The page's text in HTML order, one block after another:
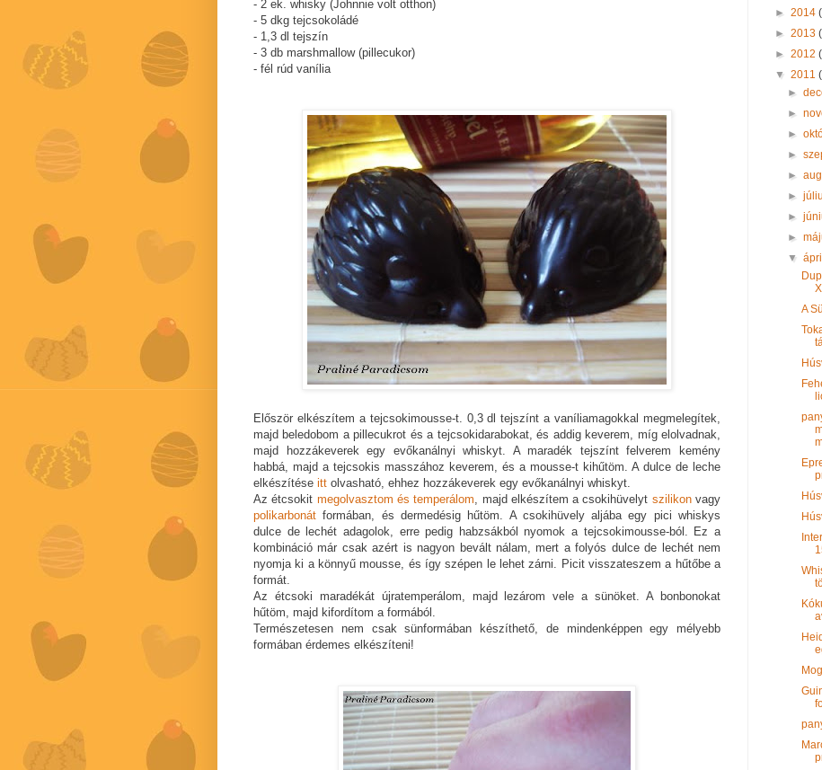
- 2 ek. whisky (Johnnie volt otthon)
- 5 dkg tejcsokoládé
- 1,3 dl tejszín
- 3 db marshmallow (pillecukor)
- fél rúd vanília
Először elkészítem a tejcsokimousse-t. 0,3 dl tejszínt a vaníliamagokkal megmelegítek,
majd beledobom a pillecukrot és a tejcsokidarabokat, és addig keverem, míg elolvadnak,
majd hozzákeverek egy evőkanálnyi whiskyt. A maradék tejszínt felverem kemény
habbá, majd a tejcsokis masszához keverem, és a mousse-t kihűtöm. A dulce de leche
elkészítése itt olvasható, ehhez hozzákeverek egy evőkanálnyi whiskyt.
Az étcsokit megolvasztom és temperálom, majd elkészítem a csokihüvelyt szilikonvagy
polikarbonát formában, és dermedésig hűtöm. A csokihüvely aljába egy pici whiskys
dulce de lechét adagolok, erre pedig habzsákból nyomok a tejcsokimousse-ból. Ez a
kombináció már csak azért is nagyon bevált nálam, mert a folyós dulce de lechét nem
nyomja ki a könnyű mousse, és így szépen le lehet zárni. Picit visszateszem a hűtőbe a
formát.
Az étcsoki maradékát újratemperálom, majd lezárom vele a sünöket. A bonbonokat
hűtöm, majd kifordítom a formából.
Természetesen nem csak sünformában készíthető, de mindenképpen egy mélyebb
formában érdemes elkészíteni!
► 2014
► 2013
► 2012
▼ 2011
►
►
►
►
►
►
►
►
▼
A